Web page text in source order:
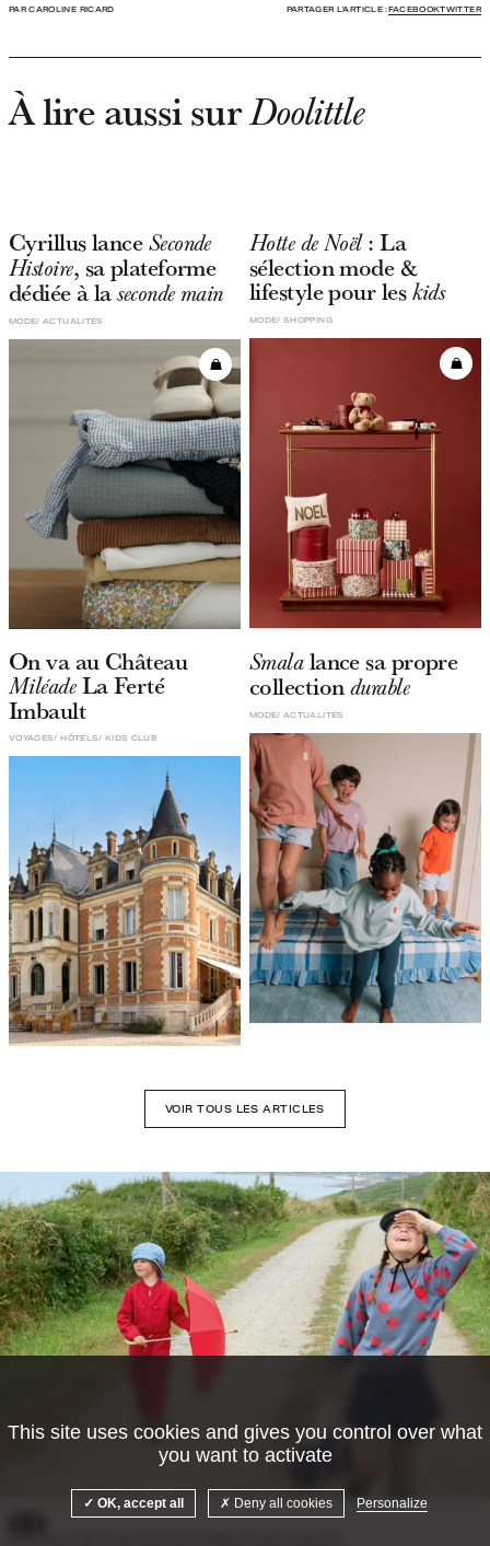
PAR CAROLINE RICARD PARTAGER L'ARTICLE :FACEBOOKTWITTER
À lire aussi surDoolittle
Cyrillus lanceSeconde
Histoire, sa plateforme
dédiée à laseconde main
ACTUALITÉS
MODE
Hotte de Noël: La
sélection mode &
lifestyle pour leskids
MODE SHOPPING
On va au Château
MiléadeLa Ferté
Imbault
HÔTELS KIDS CLUB
VOYAGES
Smalalance sa propre
collectiondurable
ACTUALITÉS
MODE
VOIR TOUS LES ARTICLES
This site uses cookies and gives you control over what
you want to activate
OK, accept all Deny all cookies Personalize